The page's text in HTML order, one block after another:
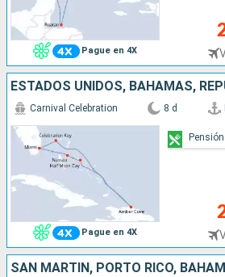
Pague en 4X
Pague en 4X
Carnival Celebration 8 d